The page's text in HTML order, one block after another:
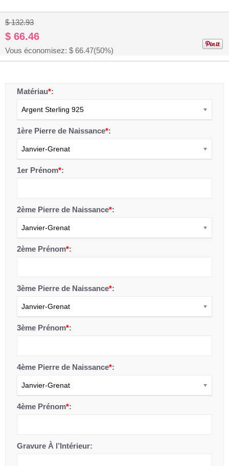
$ 132.93
$ 66.46
Vous économisez: $ 66.47(50%)
Matériau*:
Argent Sterling 925
1ère Pierre de Naissance*:
Janvier-Grenat
1er Prénom*:
2ème Pierre de Naissance*:
Janvier-Grenat
2ème Prénom*:
3ème Pierre de Naissance*:
Janvier-Grenat
3ème Prénom*:
4ème Pierre de Naissance*:
Janvier-Grenat
4ème Prénom*:
Gravure À l’Intérieur: